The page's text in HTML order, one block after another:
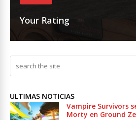
Your Rating
ULTIMAS NOTICIAS
Vampire Survivors
Morty en Ground